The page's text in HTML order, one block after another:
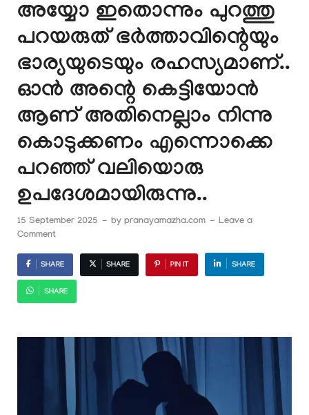
അയ്യോ ഇതൊന്നും പുറത്തു
പറയരുത് ഭർത്താവിന്റെയും
ഭാര്യയുടെയും രഹസ്യമാണ്..
ഓൻ അന്റെ കെട്ടിയോൻ
ആണ് അതിനെല്ലാം നിന്നു
കൊടുക്കണം എന്നൊക്കെ
പറഞ്ഞ് വലിയൊരു
ഉപദേശമായിരുന്നു..
15 September 2025 - by pranayamazha.com - Leave a
Comment
SHARE SHARE PIN IT SHARE
SHARE